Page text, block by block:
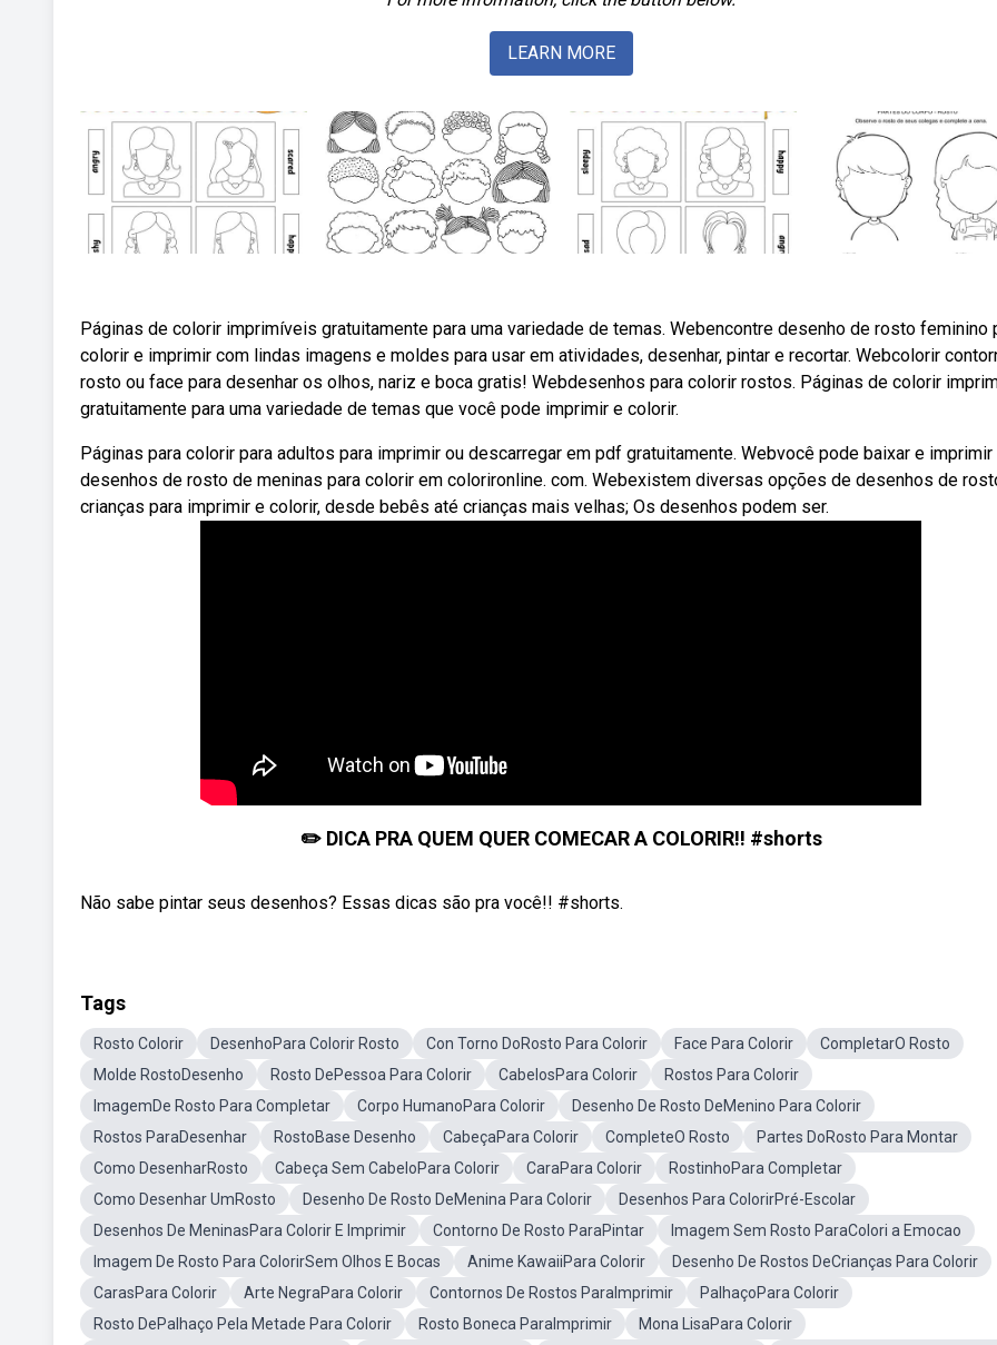
LEARN MORE
Páginas de colorir imprimíveis gratuitamente para uma variedade de temas. Webencontre desenho de rosto feminino
colorir e imprimir com lindas imagens e moldes para usar em atividades, desenhar, pintar e recortar. Webcolorir
rosto ou face para desenhar os olhos, nariz e boca gratis! Webdesenhos para colorir rostos. Páginas de colorir
gratuitamente para uma variedade de temas que você pode imprimir e colorir.
Páginas para colorir para adultos para imprimir ou descarregar em pdf gratuitamente. Webvocê pode baixar e imprimir
desenhos de rosto de meninas para colorir em colorironline. com. Webexistem diversas opções de desenhos de
crianças para imprimir e colorir, desde bebês até crianças mais velhas; Os desenhos podem ser.
✏️ DICA PRA QUEM QUER COMECAR A COLORIR!! #shorts
Não sabe pintar seus desenhos? Essas dicas são pra você!! #shorts.
Tags
Rosto Colorir DesenhoPara Colorir Rosto Con Torno DoRosto Para Colorir Face Para Colorir
CompletarO Rosto
Molde RostoDesenho
Rosto DePessoa Para Colorir CabelosPara Colorir
Rostos Para Colorir
ImagemDe Rosto Para Completar
Corpo HumanoPara Colorir
Desenho De Rosto DeMenino Para Colorir
Rostos ParaDesenhar
RostoBase Desenho CabeçaPara Colorir CompleteO Rosto
Partes DoRosto Para Montar
Como DesenharRosto
Cabeça Sem CabeloPara Colorir CaraPara Colorir
RostinhoPara Completar
Como Desenhar UmRosto
Desenho De Rosto DeMenina Para Colorir
Desenhos Para ColorirPré-Escolar
Desenhos De MeninasPara Colorir E Imprimir
Contorno De Rosto ParaPintar
Imagem Sem Rosto ParaColori a Emocao
Imagem De Rosto Para ColorirSem Olhos E Bocas
Anime KawaiiPara Colorir
Desenho De Rostos DeCrianças Para Colorir
CarasPara Colorir
Arte NegraPara Colorir Contornos De Rostos ParaImprimir
PalhaçoPara Colorir
Rosto DePalhaço Pela Metade Para Colorir
Rosto Boneca ParaImprimir
Mona LisaPara Colorir